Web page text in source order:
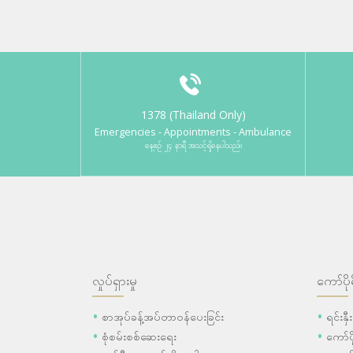
1378 (Thailand Only)
Emergencies - Appointments - Ambulance
နေ့စဉ် ၂၄ နာရီ အသင့်ရှိနေပါသည်။
လှုပ်ရှားမှု
စာအုပ်ခန့်အပ်တာဝန်ပေးခြင်း
စုံစမ်းစစ်ဆေးရေး
ကော်
ရင်း
ကေ